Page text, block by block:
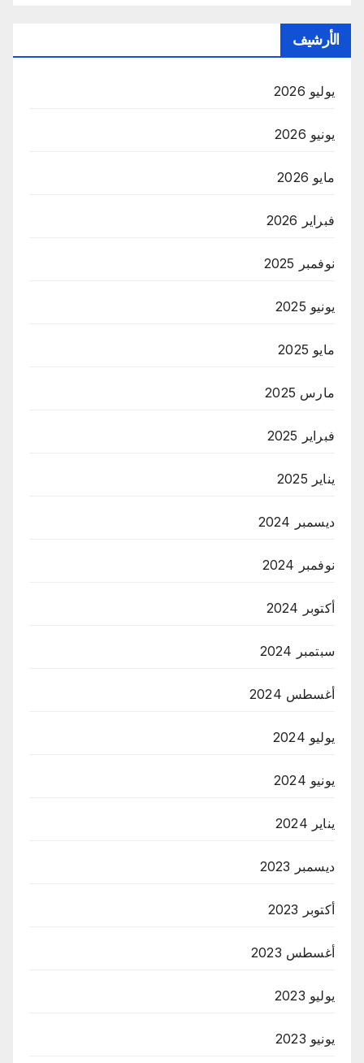
الأرشيف
يوليو 2026
يونيو 2026
مايو 2026
فبراير 2026
نوفمبر 2025
يونيو 2025
مايو 2025
مارس 2025
فبراير 2025
يناير 2025
ديسمبر 2024
نوفمبر 2024
أكتوبر 2024
سبتمبر 2024
أغسطس 2024
يوليو 2024
يونيو 2024
يناير 2024
ديسمبر 2023
أكتوبر 2023
أغسطس 2023
يوليو 2023
يونيو 2023